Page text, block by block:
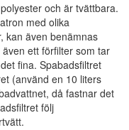
och är tvättbara.
med olika
kan även benämnas
ett förfilter som tar
fina. Spabadsfiltret
(använd en 10 liters
då fastnar det
följ